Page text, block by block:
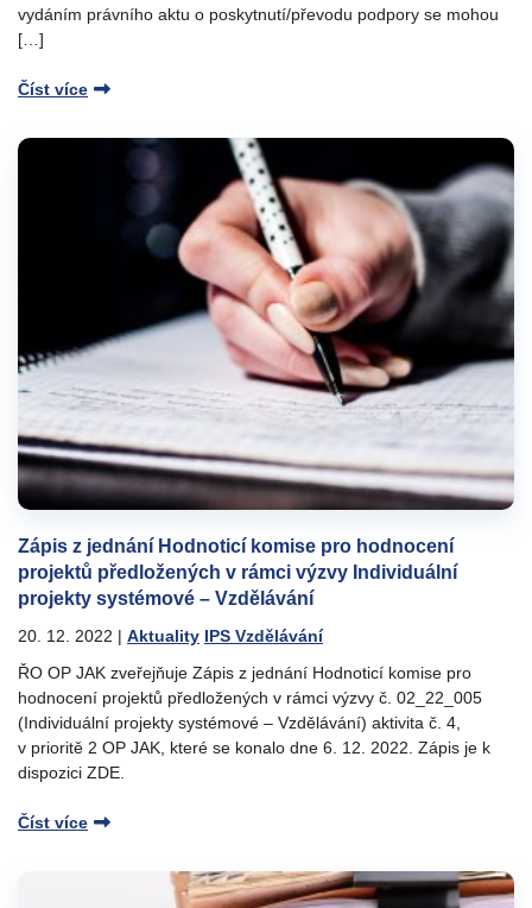
vydáním právního aktu o poskytnutí/převodu podpory se mohou
[…]
Číst více
Zápis z jednání Hodnoticí komise pro hodnocení
projektů předložených v rámci výzvy Individuální
projekty systémové – Vzdělávání
20. 12. 2022 | Aktuality IPS Vzdělávání
ŘO OP JAK zveřejňuje Zápis z jednání Hodnoticí komise pro
hodnocení projektů předložených v rámci výzvy č. 02_22_005
(Individuální projekty systémové – Vzdělávání) aktivita č. 4,
v prioritě 2 OP JAK, které se konalo dne 6. 12. 2022. Zápis je k
dispozici ZDE.
Číst více